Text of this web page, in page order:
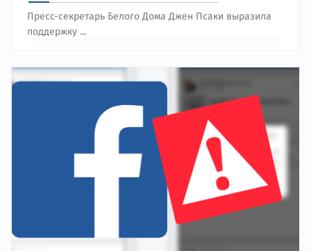
Пресс-секретарь Белого Дома Джен Псаки выразила
поддержку ...